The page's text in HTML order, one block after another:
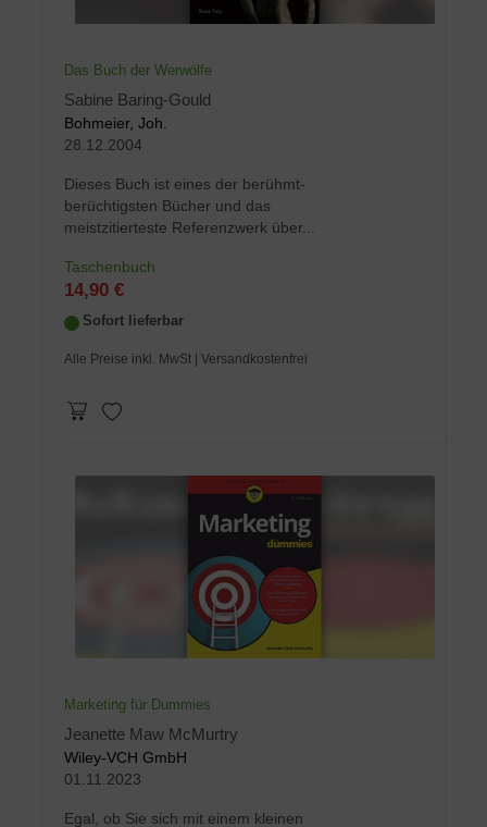
Das Buch der Werwölfe
Sabine Baring-Gould
Bohmeier, Joh.
28.12.2004
Dieses Buch ist eines der berühmt-
berüchtigsten Bücher und das
meistzitierteste Referenzwerk über...
Taschenbuch
14,90 €
Sofort lieferbar
Alle Preise inkl. MwSt | Versandkostenfrei
Marketing für Dummies
Jeanette Maw McMurtry
Wiley-VCH GmbH
01.11.2023
Egal, ob Sie sich mit einem kleinen